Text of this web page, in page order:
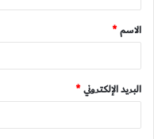
ق
*
الاسم*
البريد الإلكتروني*